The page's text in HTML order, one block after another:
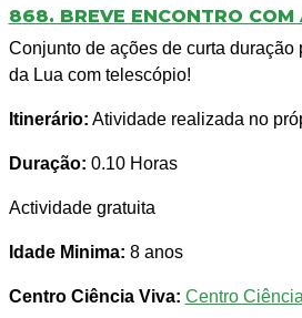
868. BREVE ENCONTRO COM
Conjunto de ações de curta duração
da Lua com telescópio!
Itinerário: Atividade realizada no
Duração: 0.10 Horas
Actividade gratuita
Idade Minima: 8 anos
Centro Ciência Viva: Centro